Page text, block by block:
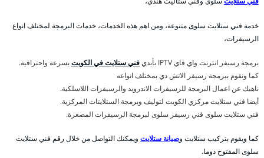
خدمة فني ستلايت سلوى متنوعة، ومن اهم هذه الخدمات، خدمات البرمجة لمختلف انواع
الرسيفرات،
برمجة رسيفر انترنت واي فاي IPTV بأيدي فني ستلايت في الكويتبسرعة واحترافية.
كما ونقوم ببرمجة رسيفر الاتش دي بمختلف انواعه
ناهيك عن اعمال البرمجة للرسيفرات الاندرويد والرسيفرات اللاسلكية.
أيضا فني ستلايت مركزي الكويت لتوليف وبرمجة الستلايتات المركزية.
فني ستلايت سلوى فني رسيفر سلوى لبرمجة الرسيفرات المصغرة.
كما ويقوم بتركيب ستلايت وصيانة ستلايت ويمكنك التواصل من خلال رقم فني ستلايت
سلوى المفتوح دوما.